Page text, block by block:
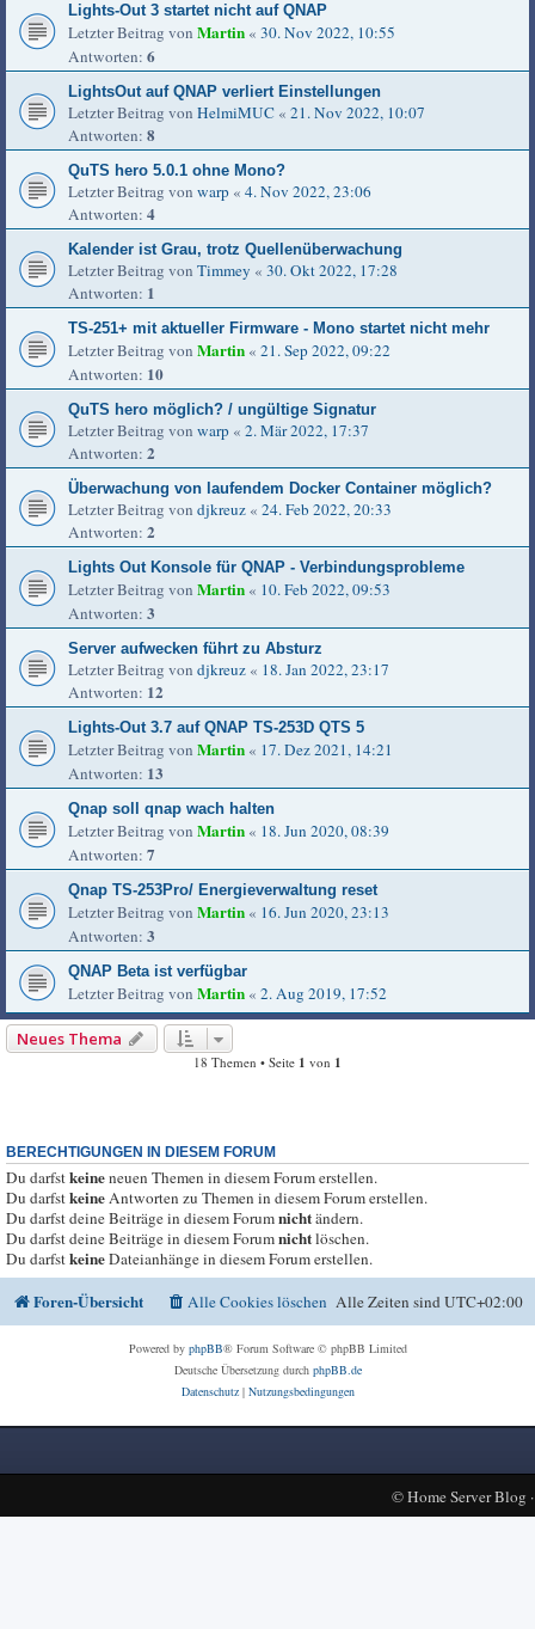
Lights-Out 3 startet nicht auf QNAP
Letzter Beitrag von Martin « 30. Nov 2022, 10:55
Antworten: 6
LightsOut auf QNAP verliert Einstellungen
Letzter Beitrag von HelmiMUC « 21. Nov 2022, 10:07
Antworten: 8
QuTS hero 5.0.1 ohne Mono?
Letzter Beitrag von warp « 4. Nov 2022, 23:06
Antworten: 4
Kalender ist Grau, trotz Quellenüberwachung
Letzter Beitrag von Timmey « 30. Okt 2022, 17:28
Antworten: 1
TS-251+ mit aktueller Firmware - Mono startet nicht mehr
Letzter Beitrag von Martin « 21. Sep 2022, 09:22
Antworten: 10
QuTS hero möglich? / ungültige Signatur
Letzter Beitrag von warp « 2. Mär 2022, 17:37
Antworten: 2
Überwachung von laufendem Docker Container möglich?
Letzter Beitrag von djkreuz « 24. Feb 2022, 20:33
Antworten: 2
Lights Out Konsole für QNAP - Verbindungsprobleme
Letzter Beitrag von Martin « 10. Feb 2022, 09:53
Antworten: 3
Server aufwecken führt zu Absturz
Letzter Beitrag von djkreuz « 18. Jan 2022, 23:17
Antworten: 12
Lights-Out 3.7 auf QNAP TS-253D QTS 5
Letzter Beitrag von Martin « 17. Dez 2021, 14:21
Antworten: 13
Qnap soll qnap wach halten
Letzter Beitrag von Martin « 18. Jun 2020, 08:39
Antworten: 7
Qnap TS-253Pro/ Energieverwaltung reset
Letzter Beitrag von Martin « 16. Jun 2020, 23:13
Antworten: 3
QNAP Beta ist verfügbar
Letzter Beitrag von Martin « 2. Aug 2019, 17:52
Neues Thema
18 Themen • Seite 1 von 1
BERECHTIGUNGEN IN DIESEM FORUM
Du darfstkeineneuen Themen in diesem Forum erstellen.
Du darfstkeineAntworten zu Themen in diesem Forum erstellen.
Du darfst deine Beiträge in diesem Forumnichtändern.
Du darfst deine Beiträge in diesem Forumnichtlöschen.
Du darfstkeineDateianhänge in diesem Forum erstellen.
Foren-Übersicht Alle Zeiten sindUTC+02:00
Alle Cookies löschen
Powered by phpBB® Forum Software © phpBB Limited
Deutsche Übersetzung durch phpBB.de
Datenschutz| Nutzungsbedingungen
©Home Server Blog